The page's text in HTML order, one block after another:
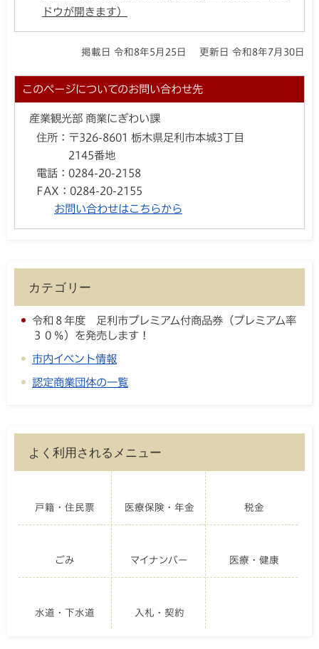
ドウが開きます）
掲載日 令和8年5月25日 更新日 令和8年7月30日
このページについてのお問い合わせ先
産業観光部 商業にぎわい課
住所： 〒326-8601 栃木県足利市本城3丁目
2145番地
電話： 0284-20-2158
FAX： 0284-20-2155
お問い合わせはこちらから
カテゴリー
令和８年度 足利市プレミアム付商品券（プレミアム率
３０％）を発売します！
市内イベント情報
認定商業団体の一覧
よく利用されるメニュー
戸籍・住民票 医療保険・年金 税金
ごみ マイナンバー 医療・健康
水道・下水道 入札・契約